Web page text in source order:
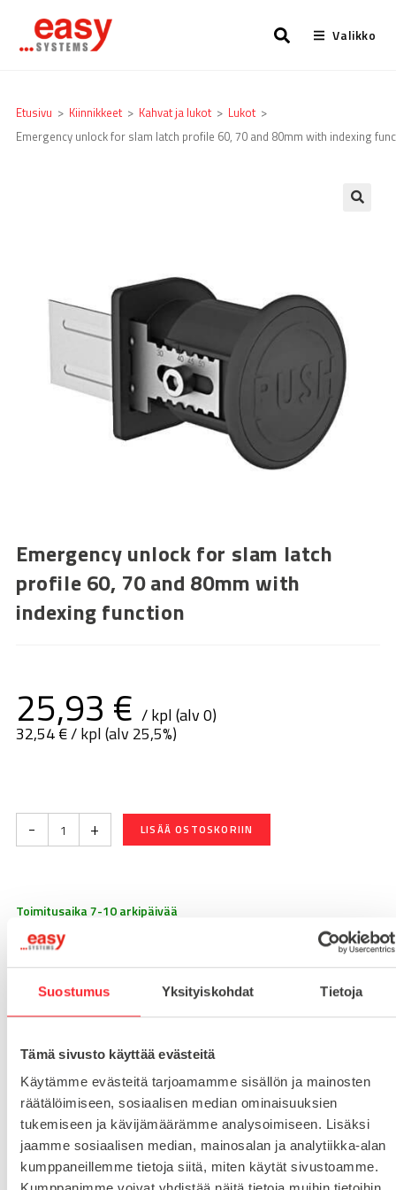
Suostumus Yksityiskohdat Tietoja
Tämä sivusto käyttää evästeitä
Käytämme evästeitä tarjoamamme sisällön ja mainosten
räätälöimiseen, sosiaalisen median ominaisuuksien
tukemiseen ja kävijämäärämme analysoimiseen. Lisäksi
jaamme sosiaalisen median, mainosalan ja analytiikka-alan
kumppaneillemme tietoja siitä, miten käytät sivustoamme.
Valikko
Etusivu > Kiinnikkeet > Kahvat ja lukot > Lukot >
Emergency unlock for slam latch profile 60, 70 and 80mm with indexing
Emergency unlock for slam latch
profile 60, 70 and 80mm with
indexing function
25,93 € / kpl (alv 0)
32,54€/ kpl (alv 25,5%)
- + LISÄÄ OSTOSKORIIN
Toimitusaika 7-10 arkipäivää
Pikatoimitus mahdollinen, kysy myynnistämme.
Toimituskulut 25€ kun lähetyksen pituus alle 1900mm.
Yli 1900mm toimitus 50€ ja yli 3000mm toimitus 150€
Tuotenumero0957409S03
Osasto
Lukot
MATERIAALI
muovi